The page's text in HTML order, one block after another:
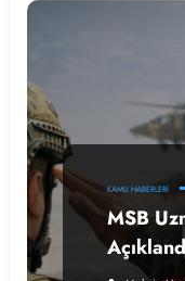
KAMU HABERLERI
MSB